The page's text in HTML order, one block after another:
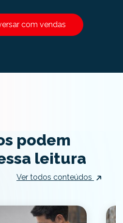
com vendas
podem
leitura
Ver todos conteúdos